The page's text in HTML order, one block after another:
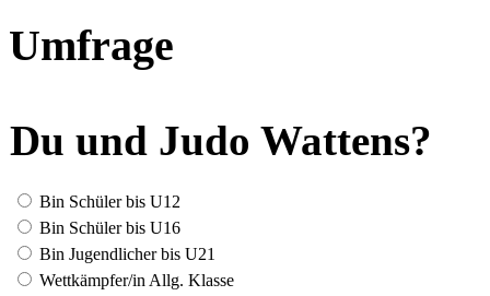
Umfrage
Du und Judo Wattens?
Bin Schüler bis U12
Bin Schüler bis U16
Bin Jugendlicher bis U21
Wettkämpfer/in Allg. Klasse